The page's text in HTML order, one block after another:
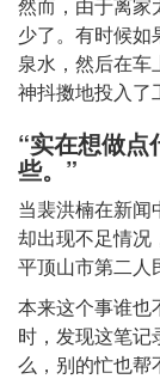
少了。有时候
泉水，然后在
神抖擞地投入了
“实在想做
些。”
当裴洪楠在新闻
却出现不足情况
平顶山市第二人
本来这个事谁也
时，发现这笔记
么，别的忙也帮